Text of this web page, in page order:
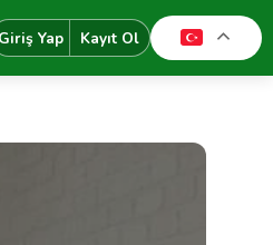
Giriş Yap Kayıt Ol